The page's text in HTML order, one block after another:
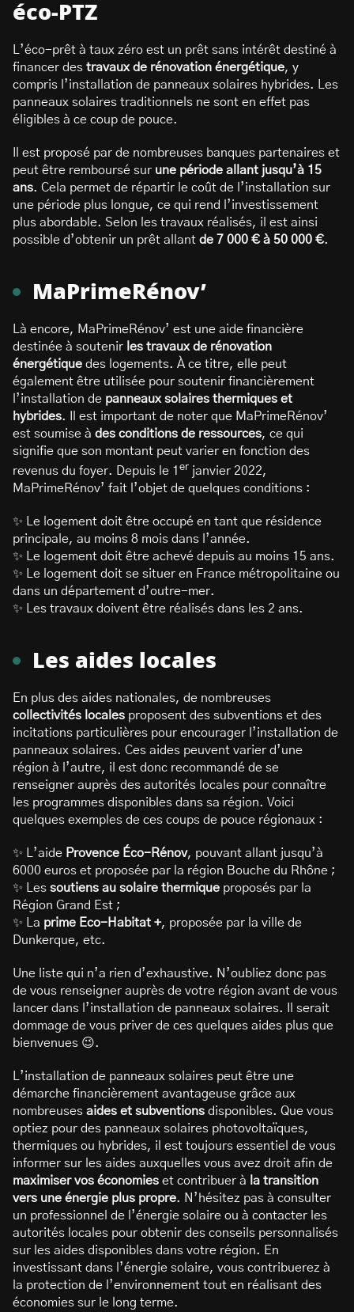
éco-PTZ
L’éco-prêt à taux zéro est un prêt sans intérêt destiné à
financer des travaux de rénovation énergétique, y
compris l’installation de panneaux solaires hybrides. Les
panneaux solaires traditionnels ne sont en effet pas
éligibles à ce coup de pouce.
Il est proposé par de nombreuses banques partenaires et
peut être remboursé sur une période allant jusqu’à 15
ans. Cela permet de répartir le coût de l’installation sur
une période plus longue, ce qui rend l’investissement
plus abordable. Selon les travaux réalisés, il est ainsi
possible d’obtenir un prêt allant de 7 000 € à 50 000 €.
MaPrimeRénov’
Là encore, MaPrimeRénov’ est une aide financière
destinée à soutenir les travaux de rénovation
énergétique des logements. À ce titre, elle peut
également être utilisée pour soutenir financièrement
l’installation de panneaux solaires thermiques et
hybrides. Il est important de noter que MaPrimeRénov’
est soumise à des conditions de ressources, ce qui
signifie que son montant peut varier en fonction des
revenus du foyer. Depuis le 1 er janvier 2022,
MaPrimeRénov’ fait l’objet de quelques conditions :
✨ Le logement doit être occupé en tant que résidence
principale, au moins 8 mois dans l’année.
✨ Le logement doit être achevé depuis au moins 15 ans.
✨ Le logement doit se situer en France métropolitaine ou
dans un département d’outre-mer.
✨ Les travaux doivent être réalisés dans les 2 ans.
Les aides locales
En plus des aides nationales, de nombreuses
collectivités locales proposent des subventions et des
incitations particulières pour encourager l’installation de
panneaux solaires. Ces aides peuvent varier d’une
région à l’autre, il est donc recommandé de se
renseigner auprès des autorités locales pour connaître
les programmes disponibles dans sa région. Voici
quelques exemples de ces coups de pouce régionaux :
✨ L’aide Provence Éco-Rénov, pouvant allant jusqu’à
6000 euros et proposée par la région Bouche du Rhône ;
✨ Les soutiens au solaire thermique proposés par la
Région Grand Est ;
✨ La prime Eco-Habitat +, proposée par la ville de
Dunkerque, etc.
Une liste qui n’a rien d’exhaustive. N’oubliez donc pas
de vous renseigner auprès de votre région avant de vous
lancer dans l’installation de panneaux solaires. Il serait
dommage de vous priver de ces quelques aides plus que
bienvenues 😉.
L’installation de panneaux solaires peut être une
démarche financièrement avantageuse grâce aux
nombreuses aides et subventions disponibles. Que vous
optiez pour des panneaux solaires photovoltaïques,
thermiques ou hybrides, il est toujours essentiel de vous
informer sur les aides auxquelles vous avez droit afin de
maximiser vos économies et contribuer à la transition
vers une énergie plus propre. N’hésitez pas à consulter
un professionnel de l’énergie solaire ou à contacter les
autorités locales pour obtenir des conseils personnalisés
sur les aides disponibles dans votre région. En
investissant dans l’énergie solaire, vous contribuerez à
la protection de l’environnement tout en réalisant des
économies sur le long terme.